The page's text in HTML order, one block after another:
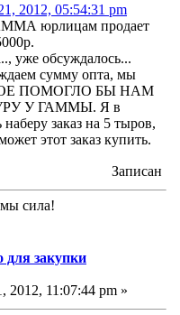
2012, 05:54:31 pm
юрлицам продает
уже обсуждалось...
сумму опта, мы
ПОМОГЛО БЫ НАМ
У ГАММЫ. Я в
заказ на 5 тыров,
этот заказ купить.
Записан
сила!
для закупки
2012, 11:07:44 pm »